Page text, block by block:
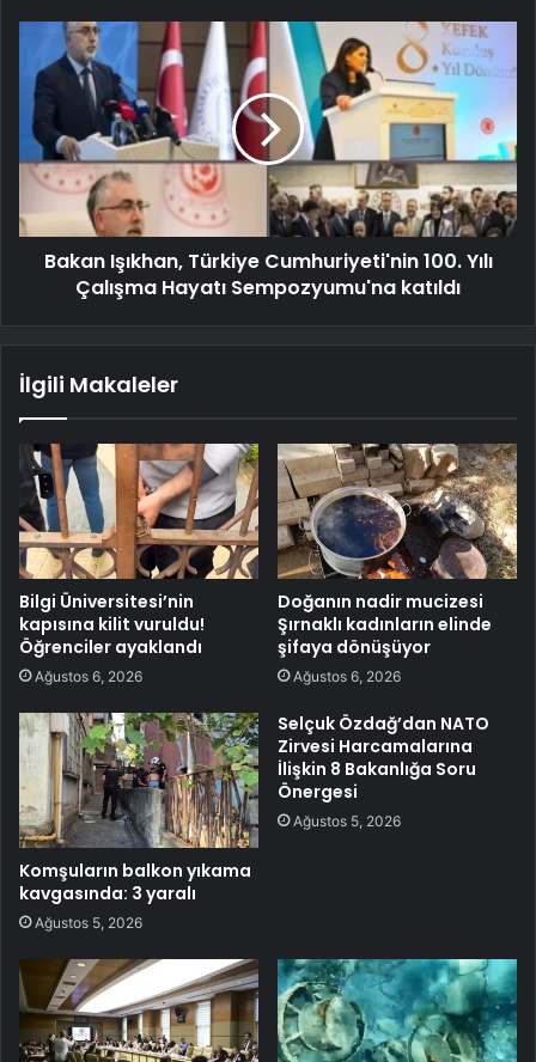
Bakan Işıkhan, Türkiye Cumhuriyeti'nin 100. Yılı
Çalışma Hayatı Sempozyumu'na katıldı
İlgili Makaleler
Bilgi Üniversitesi’nin
kapısına kilit vuruldu!
Öğrenciler ayaklandı
Ağustos 6, 2026
Doğanın nadir mucizesi
Şırnaklı kadınların elinde
şifaya dönüşüyor
Ağustos 6, 2026
Komşuların balkon yıkama
kavgasında: 3 yaralı
Ağustos 5, 2026
Selçuk Özdağ’dan NATO
Zirvesi Harcamalarına
İlişkin 8 Bakanlığa Soru
Önergesi
Ağustos 5, 2026